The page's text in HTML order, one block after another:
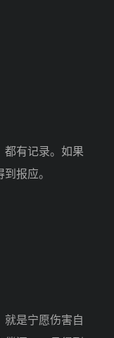
有记录。如果
报应。
是宁愿伤害自